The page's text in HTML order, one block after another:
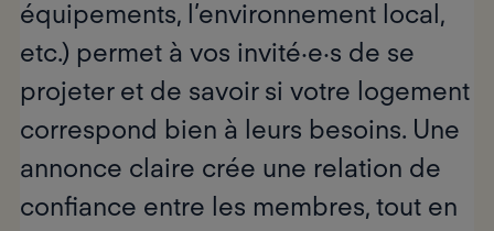
équipements, l’environnement local,
etc.) permet à vos invité·e·s de se
projeter et de savoir si votre logement
correspond bien à leurs besoins. Une
annonce claire crée une relation de
confiance entre les membres, tout en